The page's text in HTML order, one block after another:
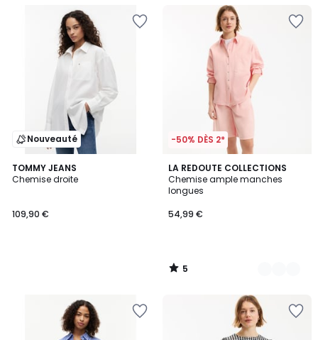
Nouveauté
TOMMY JEANS
Chemise droite
109,90 €
-50% DÈS 2*
LA REDOUTE COLLECTIONS
Chemise ample manches
longues
54,99 €
5
/
5
2
Couleurs
5
/